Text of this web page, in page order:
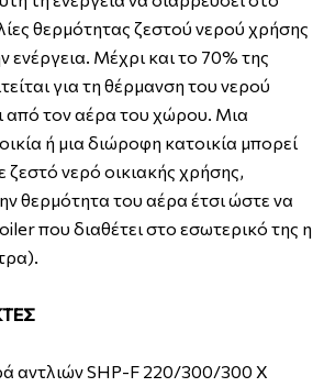
θερμότητας ζεστού νερού χρήσης
ενέργεια. Μέχρι και το 70% της
για τη θέρμανση του νερού
από τον αέρα του χώρου. Μια
ή μια διώροφη κατοικία μπορεί
ζεστό νερό οικιακής χρήσης,
θερμότητα του αέρα έτσι ώστε να
που διαθέτει στο εσωτερικό της η
αντλιών SHP-F 220/300/300 X